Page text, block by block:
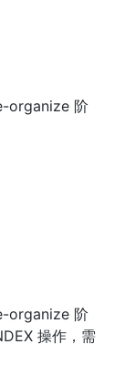
organize 阶
organize 阶
操作，需